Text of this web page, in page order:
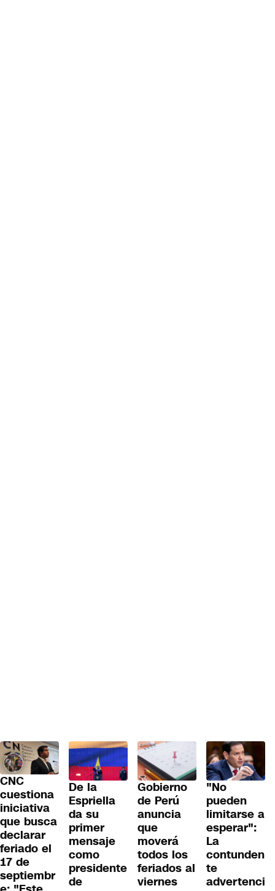
CNC
cuestiona
iniciativa
que busca
declarar
feriado el
17 de
septiembr
De la
Espriella
da su
primer
mensaje
como
presidente
de
Gobierno
de Perú
anuncia
que
moverá
todos los
feriados al
viernes
"No
pueden
limitarse a
esperar":
La
contunden
te
advertenci